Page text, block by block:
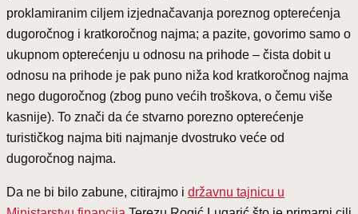
proklamiranim ciljem izjednačavanja poreznog opterećenja
dugoročnog i kratkoročnog najma; a pazite, govorimo samo o
ukupnom opterećenju u odnosu na prihode – čista dobit u
odnosu na prihode je pak puno niža kod kratkoročnog najma
nego dugoročnog (zbog puno većih troškova, o čemu više
kasnije). To znači da će stvarno porezno opterećenje
turističkog najma biti najmanje dvostruko veće od
dugoročnog najma.
Da ne bi bilo zabune, citirajmo i državnu tajnicu u